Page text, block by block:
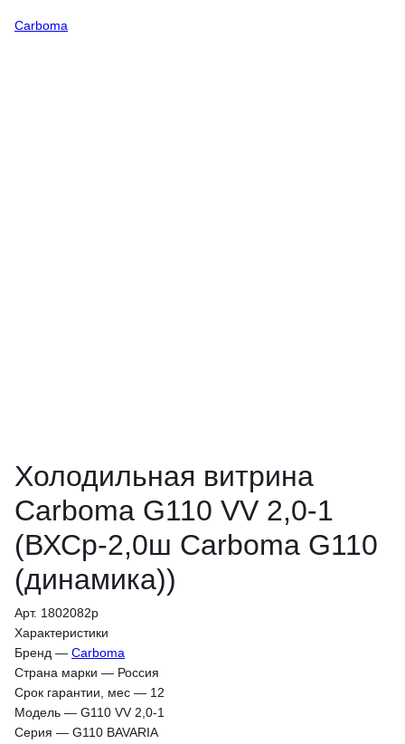
Carboma
Холодильная витрина
Carboma G110 VV 2,0-1
(ВХСр-2,0ш Carboma G110
(динамика))
Арт. 1802082p
Характеристики
Бренд — Carboma
Страна марки — Россия
Срок гарантии, мес — 12
Модель — G110 VV 2,0-1
Серия — G110 BAVARIA